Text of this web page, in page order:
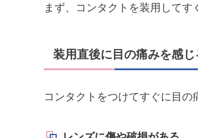
まず、コンタクトを装用してす
装用直後に目の痛みを感じ
コンタクトをつけてすぐに目の